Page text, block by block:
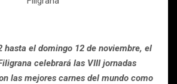
hasta el domingo 12 de noviembre, el
celebrará las VIII jornadas
las mejores carnes del mundo como